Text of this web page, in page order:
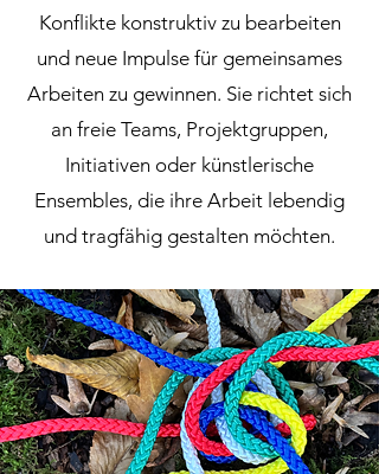
Konflikte konstruktiv zu bearbeiten
und neue Impulse für gemeinsames
Arbeiten zu gewinnen. Sie richtet sich
an freie Teams, Projektgruppen,
Initiativen oder künstlerische
Ensembles, die ihre Arbeit lebendig
und tragfähig gestalten möchten.